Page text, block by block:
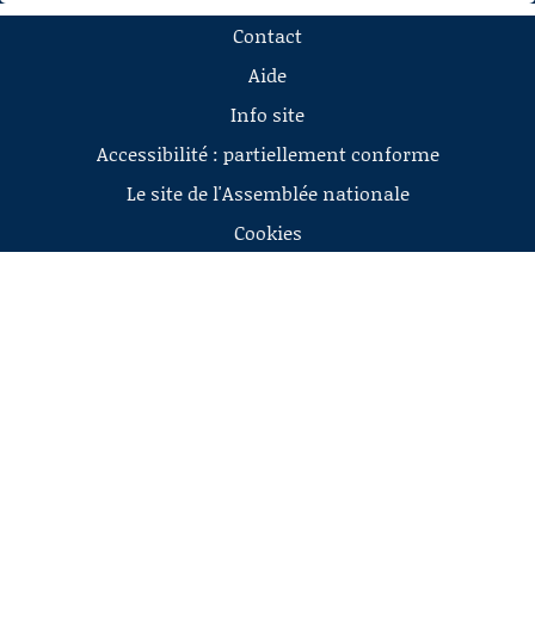
AIDE À LA DÉCOUPE
Contact
Aide
Info site
Accessibilité : partiellement conforme
Le site de l'Assemblée nationale
Cookies